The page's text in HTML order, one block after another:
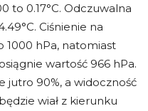
to 0.17°C. Odczuwalna
Ciśnienie na
1000 hPa, natomiast
wartość 966 hPa.
jutro 90%, a widoczność
wiał z kierunku